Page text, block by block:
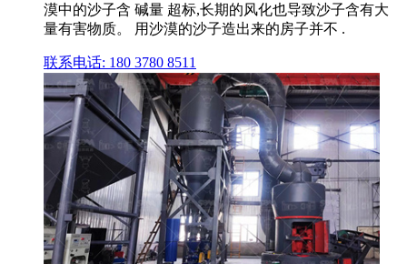
漠中的沙子含 碱量 超标,长期的风化也导致沙子含有大
量有害物质。 用沙漠的沙子造出来的房子并不 .
联系电话: 180 3780 8511